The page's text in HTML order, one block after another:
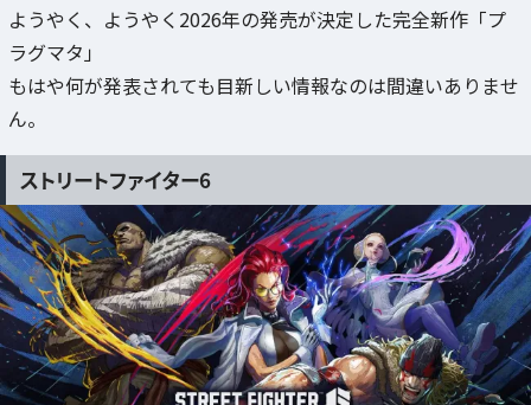
ようやく、ようやく2026年の発売が決定した完全新作「プ
ラグマタ」
もはや何が発表されても目新しい情報なのは間違いありませ
ん。
ストリートファイター6